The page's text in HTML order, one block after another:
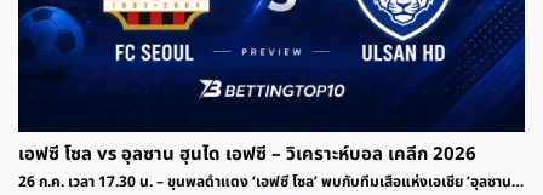
เอฟซี โซล vs อุลซาน ฮุนได เอฟซี – วิเคราะห์บอล เคลีก 2026
26 ก.ค. เวลา 17.30 น. – ขุนพลดำแดง ‘เอฟซี โซล’ พบกับทีมเสือแห่งเอเชีย ‘อุลซาน